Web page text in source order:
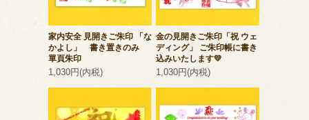
家内安全 見開きご朱印 「な
かよし」 書き置きのみ
單頁朱印
1,030円(内税)
金の見開きご朱印「祝 ウェ
ディング」 ご朱印帳に書き
込みいたします💛
1,030円(内税)